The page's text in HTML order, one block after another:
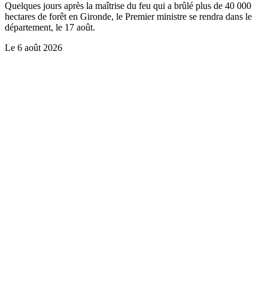
Quelques jours après la maîtrise du feu qui a brûlé plus de 40 000
hectares de forêt en Gironde, le Premier ministre se rendra dans le
département, le 17 août.
Le 6 août 2026